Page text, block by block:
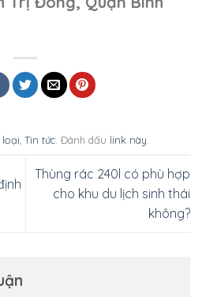
loại, Tin tức. Đánh dấu link này.
Thùng rác 240l có phù hợp
cho khu du lịch sinh thái
không?